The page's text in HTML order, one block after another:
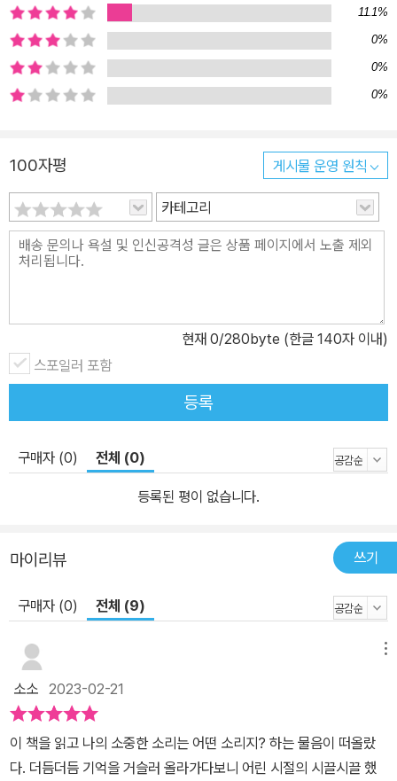
렸을 적 들었었던 자장가를 다시 들으면, 어릴 적 편안한 기분이 느껴
져 잠이 올지 모른다고요. 리나는 엄마의 불면증을 고쳐 줄 자장가 소
리를 꼭 찾아야겠다고 결심하며 교문 밖으로 나왔어요. 그런데 어디
선가 피리 소리가 들렸어요. 친구들에게는 들리지 않고 오로지 리나
소리 마녀가 말하길 간절한 소리를 원하는 사람만이 마녀의 피리 소
리를 들을 수 있다고 해요. 엄마의 자장가 소리를 찾겠다는 리나의 간
절한 마음이 소리 마녀를 만나게 한 거예요. 그럼 이제, 리나는 엄마의
자장가 소리를 찾게 되는 걸까요? 우리 친구들도 찾고 싶은 간절한
소리가 있나요? 어떻게 하면 그 소리를 찾을 수 있을지 생각해 봐도
물었어요. 하지만 엄마는 이상하게도 그 소리가 기억나지 않는다는
거예요. 외할머니와 외할아버지는 돌아가셨고, 엄마는 외동이라서 그
소리를 알 방법이 없었지요. 하지만 리나의 간절함으로 만나게 된 소
리 마녀가 엄마의 꿈속으로 들어가면 자장가 소리를 찾을 수 있다고
딘가에 숨어 있다는 거예요. 그런데 엄마의 꿈속으로 가는 일이 세상
에서 가장 무섭고 위험한 일이 될 수 있대요. 리나는 무서운 걸 제일
소리 마녀와 함께 엄마의 꿈속으로 들어갔어요. 엄마를 사랑하는 마
음이 리나에게 큰 용기를 불러일으킨 거예요. 사랑은 정말 힘이 엄청
나게 세지요. 리나와 소리 마녀는 어둠의 터널을 지나 슬픔의 터널과
기쁨의 터널을 통과하여 드디어 희미한 기억이 저장된 빛의 터널에
도착했어요. 이곳에서 리나는 그토록 바라던 자장가 소리를 찾게 될
까요?
11.1%
0%
0%
0%
100자평 게시물 운영 원칙
카테고리
현재 0/280byte (한글 140자 이내)
스포일러 포함
등록
구매자 (0) 전체 (0)
등록된 평이 없습니다.
마이리뷰 쓰기
구매자 (0) 전체 (9)
소소 2023-02-21
이 책을 읽고 나의 소중한 소리는 어떤 소리지? 하는 물음이 떠올랐
다. 더듬더듬 기억을 거슬러 올라가다보니 어린 시절의 시끌시끌 했